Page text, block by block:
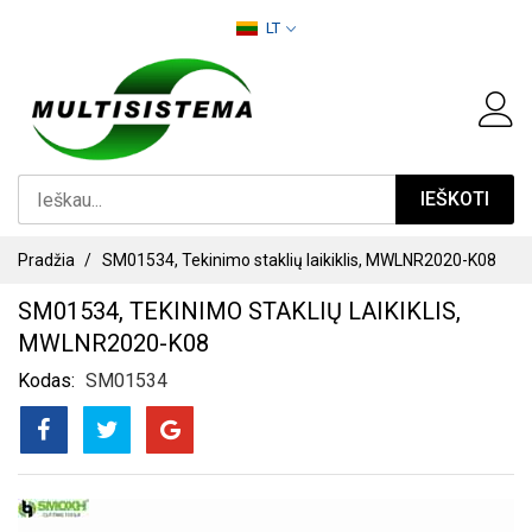
LT
IEŠKOTI
Pradžia SM01534, Tekinimo staklių laikiklis, MWLNR2020-K08
SM01534, TEKINIMO STAKLIŲ LAIKIKLIS,
MWLNR2020-K08
Kodas SM01534
PEREITI